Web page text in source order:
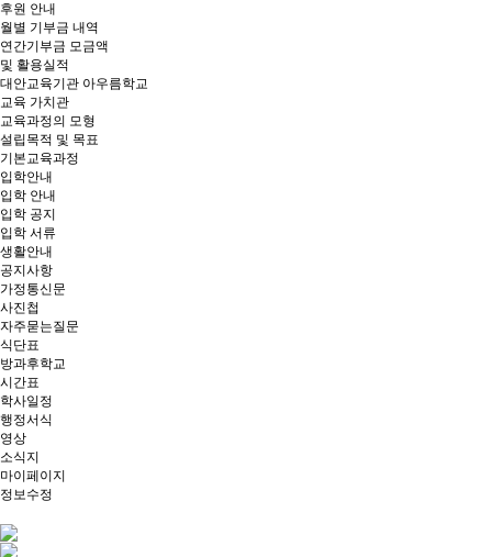
후원 안내
월별 기부금 내역​
연간기부금 모금액
및 활용실적​
대안교육기관 아우름학교
교육 가치관
교육과정의 모형
설립목적 및 목표
기본교육과정
입학안내
입학 안내
입학 공지
입학 서류
생활안내
공지사항
가정통신문
사진첩
자주묻는질문
식단표
방과후학교
시간표
학사일정
행정서식
영상
소식지
마이페이지
정보수정